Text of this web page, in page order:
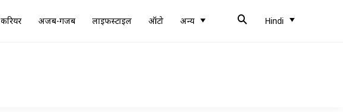
करियर अजब-गजब लाइफस्टाइल ऑटो अन्य Hindi